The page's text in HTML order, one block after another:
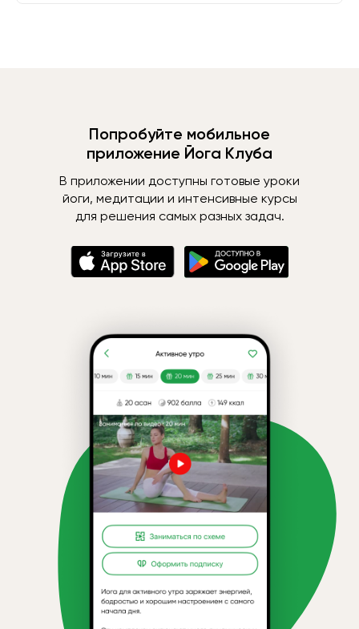
Попробуйте мобильное
приложение Йога Клуба
В приложении доступны готовые уроки
йоги, медитации и интенсивные курсы
для решения самых разных задач.